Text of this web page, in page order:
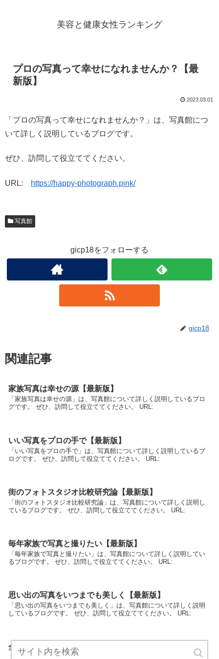
美容と健康女性ランキング
プロの写真って幸せになれませんか？【最
新版】
2023.03.01
「プロの写真って幸せになれませんか？」は、写真館につ
いて詳しく説明しているブログです。
ぜひ、訪問して役立ててください。
URL: https://happy-photograph.pink/
写真館
gicp18をフォローする
gicp18
関連記事
家族写真は幸せの源【最新版】
「家族写真は幸せの源」は、写真館について詳しく説明しているブロ
グです。 ぜひ、訪問して役立ててください。 URL:
いい写真をプロの手で【最新版】
「いい写真をプロの手で」は、写真館について詳しく説明しているブ
ログです。 ぜひ、訪問して役立ててください。 URL:
街のフォトスタジオ比較研究論【最新版】
「街のフォトスタジオ比較研究論」は、写真館について詳しく説明し
ているブログです。 ぜひ、訪問して役立ててください。 URL:
毎年家族で写真と撮りたい【最新版】
「毎年家族で写真と撮りたい」は、写真館について詳しく説明してい
るブログです。 ぜひ、訪問して役立ててください。 URL:
思い出の写真をいつまでも美しく【最新版】
「思い出の写真をいつまでも美しく」は、写真館について詳しく説明
しているブログです。 ぜひ、訪問して役立ててください。 URL:
全国フォトスタジオ巡り日記【最新版】
「全国フォトスタジオ巡り日記」は、写真館について詳しく説明して